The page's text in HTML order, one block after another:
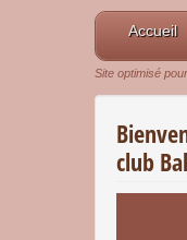
Accueil
Site optimisé
club